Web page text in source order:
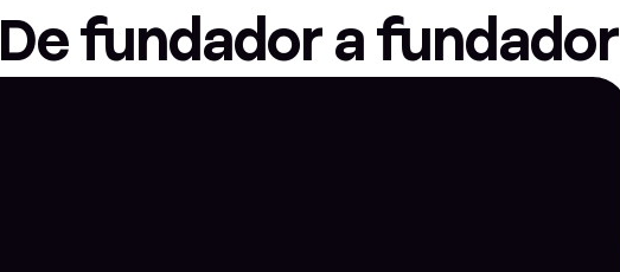
De fundador a fundador